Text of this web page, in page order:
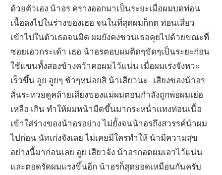
ด้วยตัวเอง น้าอร ครางออกมาเป็นระยะเมื่อผมบดท่อน
เนื้อลงไปในร่างของเธอ จนในที่สุดผมก็กด ท่อนเสียว
เข้าไปในตัวเธอจนมิด ผมยังคงชวนเธอคุยไปด้วยขณะที่
ซอยเอวกระเด้า เธอ น้าอรตอบผมติดๆขัดๆเป็นระยะก่อน
ใช้แขนทั้งสองข้างคว้าคอผมไว้แน่น เมื่อผมเร่งจังหวะ
เร็วขึ้น อูย อูยๆ ช้าๆหน่อยสิ น้าเสียวนะ เสียงของน้าอร
สั่นระทวยดูคล้ายเสียงของแม่ผมตอนกำลังถูกพ่อผมเย่อ
เหลือ เกิน ทำให้ผมหน้ามืดขึ้นมากระหน่ำแทงท่อนเนื้อ
เข้าใส่ร่างของน้าอรอย่าง ไม่ยั้งจนน้าอรถึงสวรรค์นำผม
ไปก่อน นัทเก่งจังเลย ไม่เคยมีใครทำให้ น้ามีความสุข
อย่างนี้มาก่อนเลย อูย เสียวจัง น้าอรกอดผมเอาไว้แน่น
และตอดรัดผมแรงขึ้นอีก น้าอรก็สุดยอดเหมือนกันครับ